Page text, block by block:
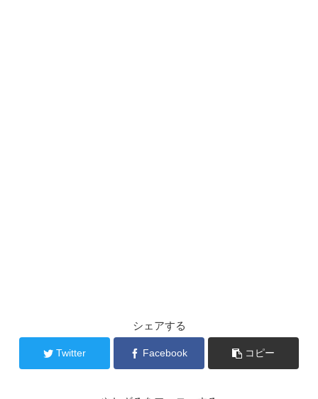
シェアする
Twitter Facebook コピー